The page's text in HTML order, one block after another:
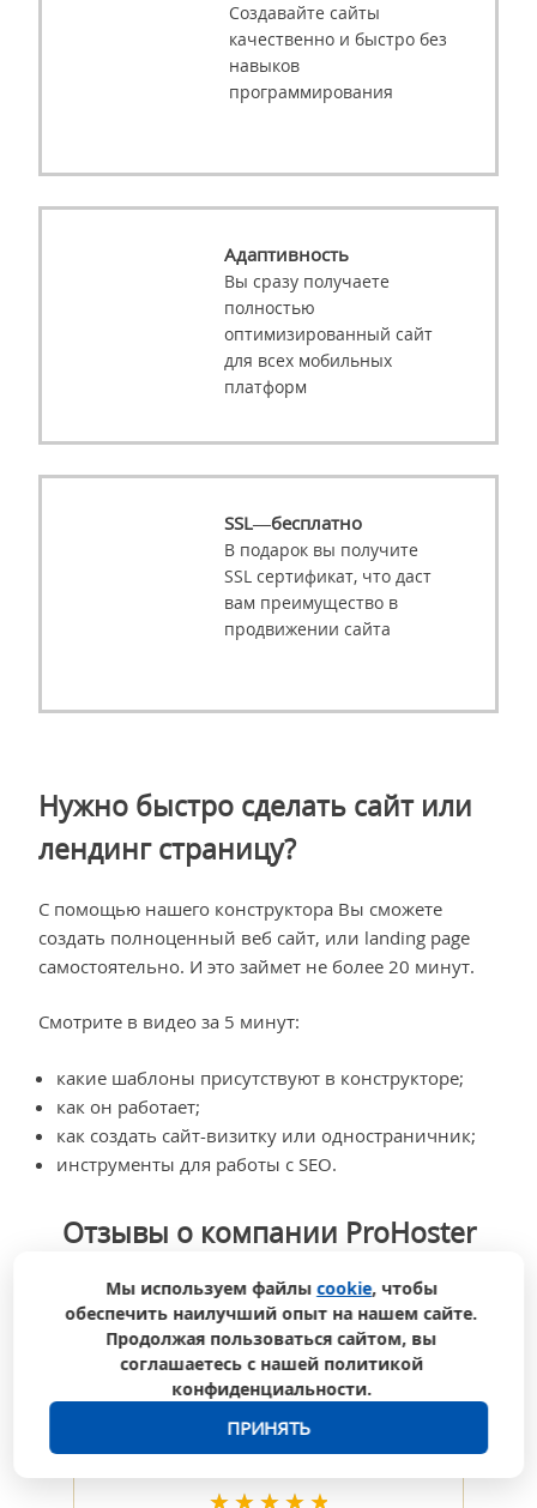
Создавайте сайты
качественно и быстро без
навыков
программирования
Адаптивность
Вы сразу получаете
полностью
оптимизированный сайт
для всех мобильных
платформ
SSL—бесплатно
В подарок вы получите
SSL сертификат, что даст
вам преимущество в
продвижении сайта
Нужно быстро сделать сайт или
лендинг страницу?
С помощью нашего конструктора Вы сможете
создать полноценный веб сайт, или landing page
самостоятельно. И это займет не более 20 минут.
Смотрите в видео за 5 минут:
какие шаблоны присутствуют в конструкторе;
как он работает;
как создать сайт-визитку или одностраничник;
инструменты для работы с SEO.
Отзывы о компании ProHoster
Мы используем файлы cookie, чтобы
обеспечить наилучший опыт на нашем сайте.
Продолжая пользоваться сайтом, вы
соглашаетесь с нашей политикой
конфиденциальности.
ПРИНЯТЬ